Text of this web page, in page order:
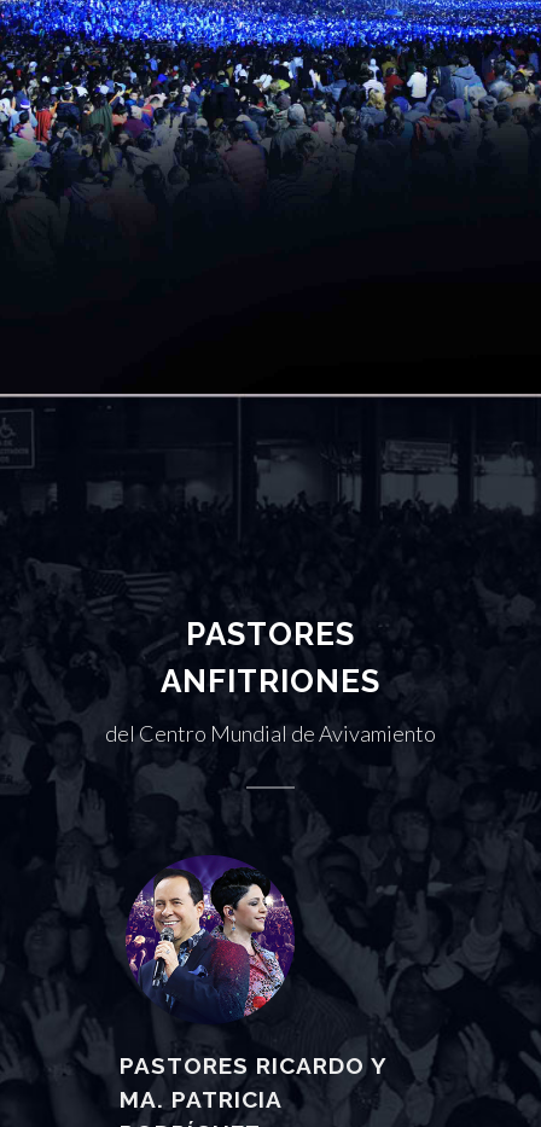
PASTORES
ANFITRIONES
del Centro Mundial de Avivamiento
PASTORES RICARDO Y
MA. PATRICIA